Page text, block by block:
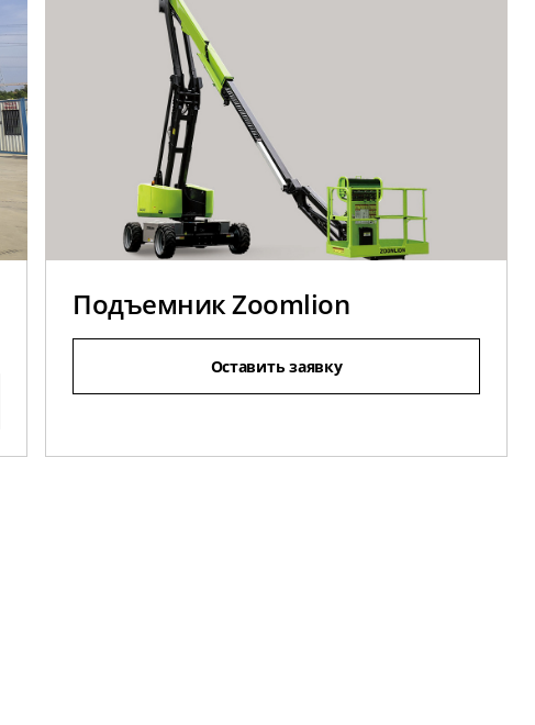
Подъемник Zoomlion
Оставить заявку